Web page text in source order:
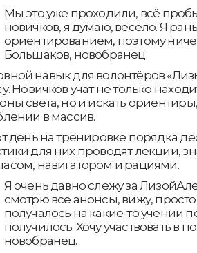
Мы это уже проходили, всё
новичков, я думаю, весело. Я
ориентированием, поэтому
Большаков, новобранец.
навык для волонтёров
Новичков учат не только
света, но и искать
в массив.
день на тренировке порядка
для них проводят лекции,
навигатором и рациями.
Я очень давно слежу за
смотрю все анонсы, вижу,
получалось на какие-то учении
получилось. Хочу участвовать в
новобранец.